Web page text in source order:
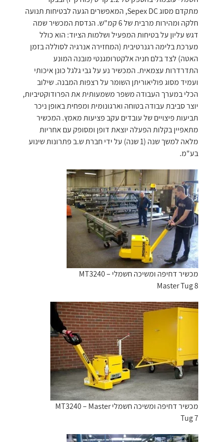
מתקדם מסוג Sepex DC, המאפשרים הגעה לבטיחות תנועה
חלקה ומהירות מרבית של 6 קמ"ש. הנדסת המכשיר שמה
דגש עליון על בטיחות המפעיל ושלמות הציוד: הוא כולל
מערכת בלימה רגנרטיבית (המחזירה אנרגיה לסוללה בזמן
האטה) לצד בלם חניה אלקטרומגנטי מובנה המונע
התדרדרות עצמאית. המכשיר נע על גבי גלגל כונן איכותי
ועמיד מסוג פוליאוריתן השומר על רצפות המבנה. שילוב
הכלי במערך העבודה משפר משמעותית את הפרודוקטיביות,
יוצר סביבת עבודה בטוחה וארגונומית ומפחית באופן ניכר
תביעות פיצויים של עובדים עקב פציעות מאמץ. המכשיר
מתאפיין בקלות הפעלה יוצאת דופן ומסופק עם אחריות
מלאה למשך שנה (1 שנה) על ידי חברת ש.ב פתרונות שינוע
בע"מ.
מכשיר דחיפה ומשיכה חשמלי MT3240 –
Master Tug 8
מכשיר דחיפה ומשיכה חשמלי MT3240 – Master
Tug 7